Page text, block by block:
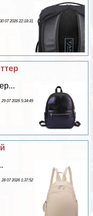
30 07 2026 22:18:31
29 07 2026 5:34:49
28 07 2026 1:37:52